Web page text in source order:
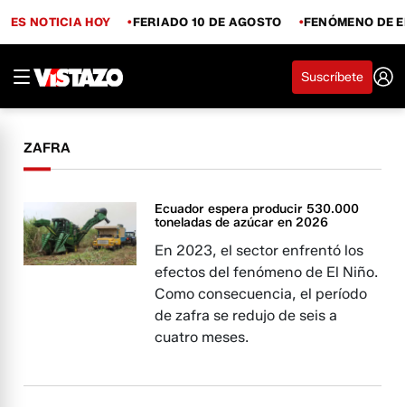
ES NOTICIA HOY FERIADO 10 DE AGOSTO FENÓMENO DE
Suscríbete
ZAFRA
Ecuador espera producir 530.000
toneladas de azúcar en 2026
En 2023, el sector enfrentó los
efectos del fenómeno de El Niño.
Como consecuencia, el período
de zafra se redujo de seis a
cuatro meses.